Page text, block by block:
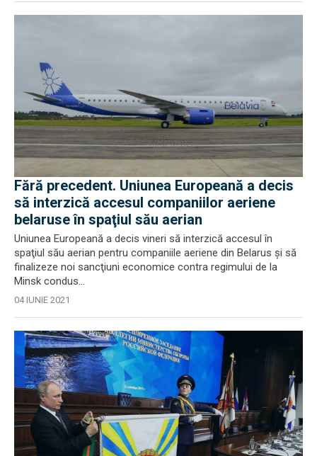
Fără precedent. Uniunea Europeană a decis
să interzică accesul companiilor aeriene
belaruse în spaţiul său aerian
Uniunea Europeană a decis vineri să interzică accesul în
spaţiul său aerian pentru companiile aeriene din Belarus şi să
finalizeze noi sancţiuni economice contra regimului de la
Minsk condus...
04 IUNIE 2021